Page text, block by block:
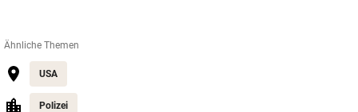
Ähnliche Themen
USA
Polizei